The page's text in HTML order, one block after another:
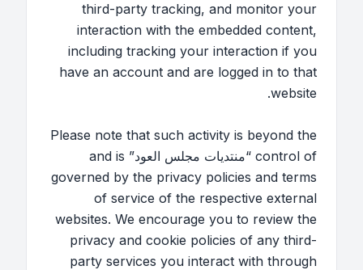
third-party tracking, and monitor your
interaction with the embedded content,
including tracking your interaction if you
have an account and are logged in to that
website.
Please note that such activity is beyond the
control of “منتديات مجلس العود” and is
governed by the privacy policies and terms
of service of the respective external
websites. We encourage you to review the
privacy and cookie policies of any third-
party services you interact with through